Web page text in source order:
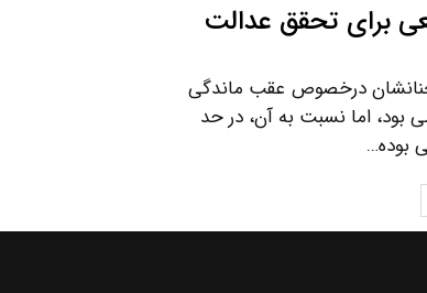
برای تحقق عدالت
درخصوص عقب ماندگی
بود، اما نسبت به آن، در حد
بوده…